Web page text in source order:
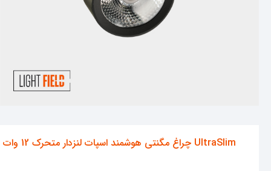
چراغ مگنتی هوشمند اسپات لنزدار متحرک 12 وات UltraSlim